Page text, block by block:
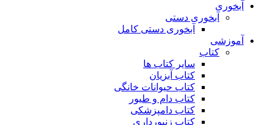
آبخوری
آبخوری دستی
آبخوری دستی کامل
آموزشی
کتاب
سایر کتاب ها
کتاب آبزیان
کتاب حیوانات خانگی
کتاب دام و طیور
کتاب دامپزشکی
کتاب زنبورداری